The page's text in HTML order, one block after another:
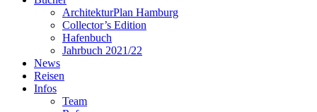
ArchitekturPlan Hamburg
Collector’s Edition
Hafenbuch
Jahrbuch 2021/22
News
Reisen
Infos
Team